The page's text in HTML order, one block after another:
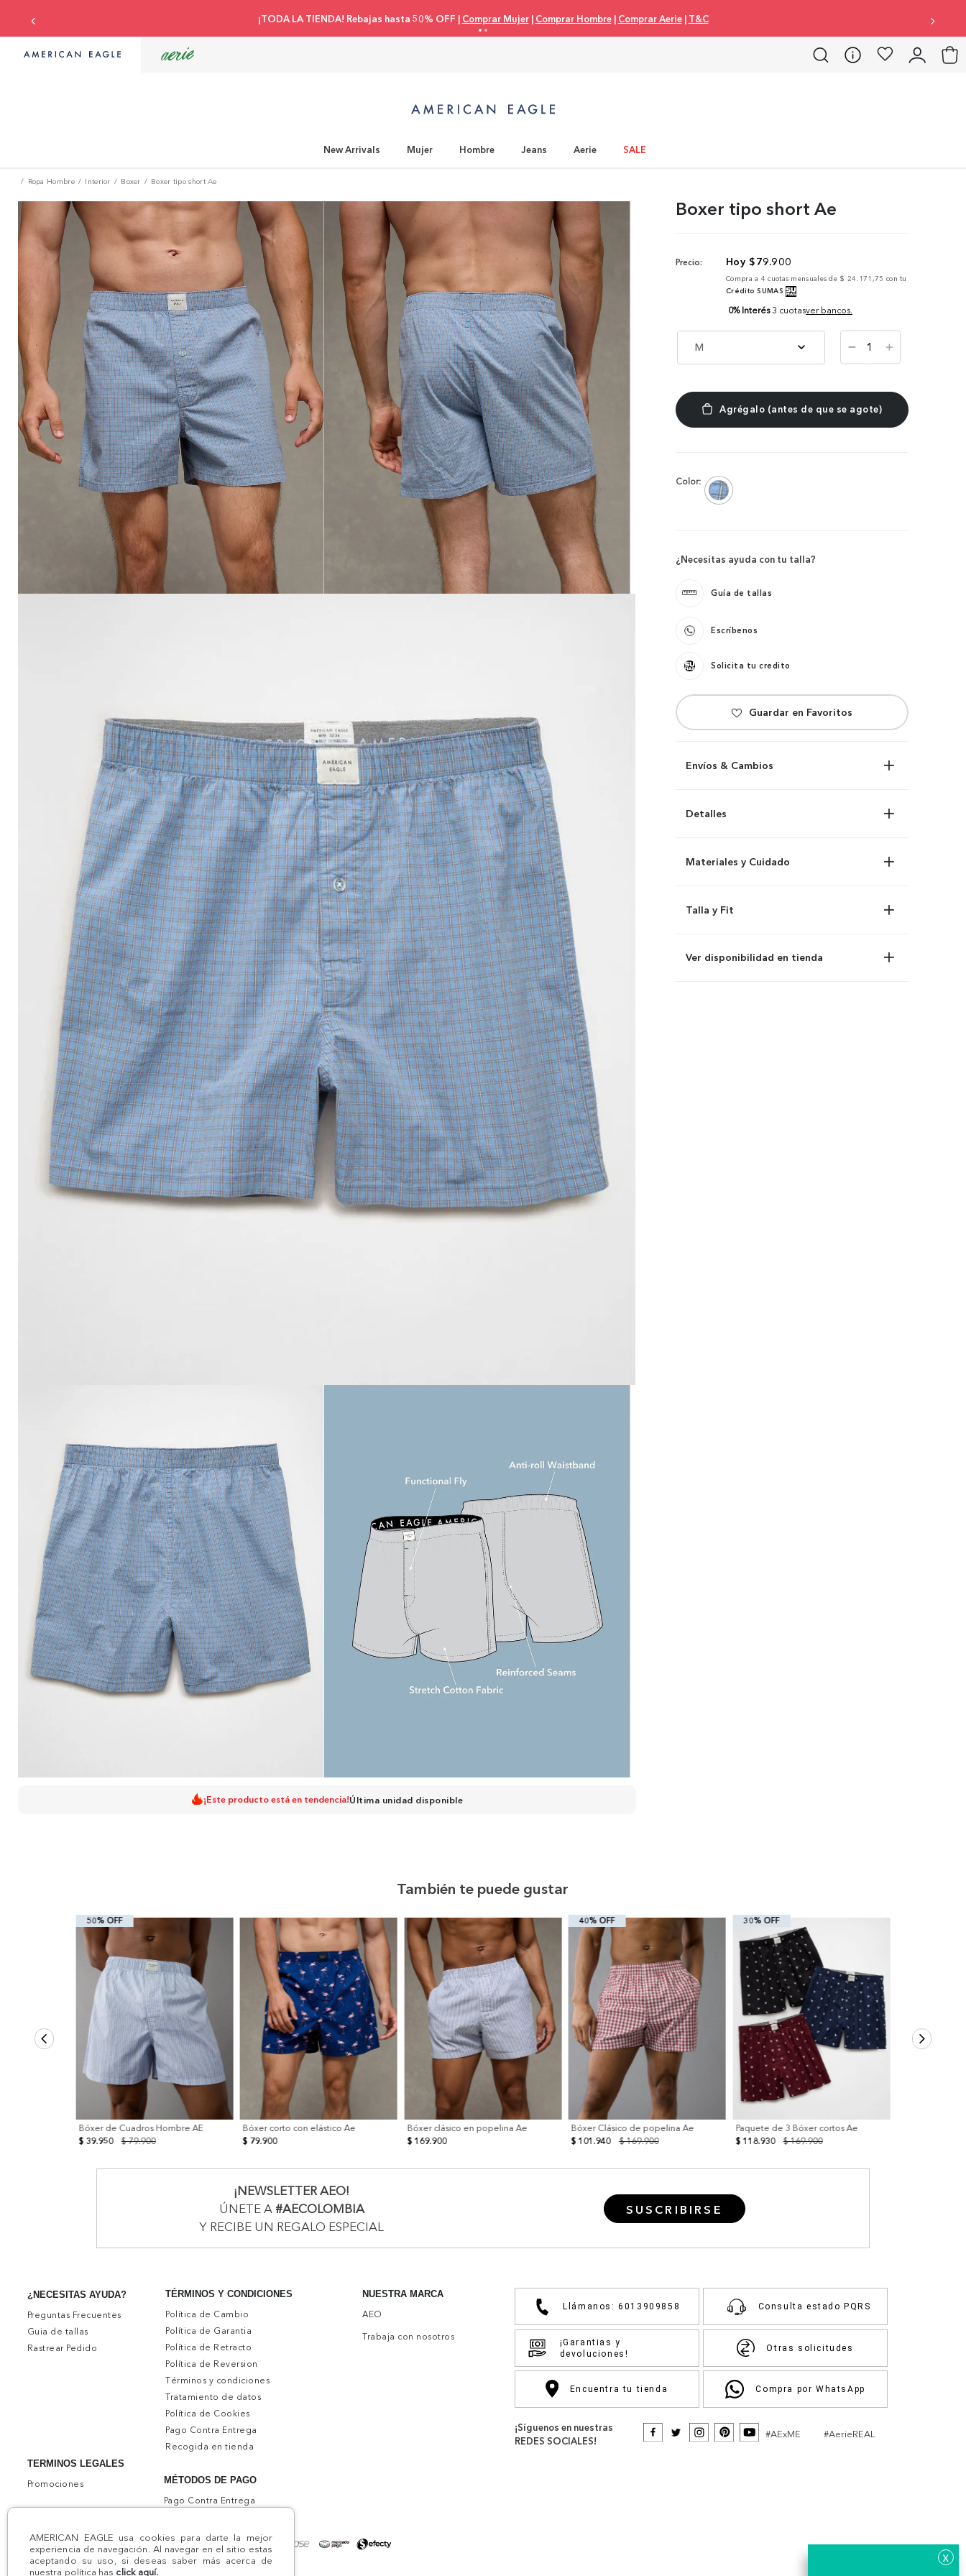
AMERICAN EAGLE usa cookies para darte la mejor
experiencia de navegación. Al navegar en el sitio estas
aceptando su uso, si deseas saber más acerca de
nuestra política has click aquí.
¡TODA LA TIENDA! Rebajas hasta 50% OFF | Comprar Mujer| Comprar Hombre| Comprar Aerie| T&C
New Arrivals Mujer Hombre Jeans Aerie SALE
x
Ropa Hombre Interior Boxer Boxer tipo short Ae
¡Este producto está en tendencia!Última unidad disponible
Boxer tipo short Ae
Precio: $79.900
Compra a 4 cuotas mensuales de $ 24.171,75 con tu
Crédito SUMAS
0% Interés 3 cuotasver bancos.
M ＋
－
Color:
¿Necesitas ayuda con tu talla?
Guía de tallas
Escríbenos
Solicita tu credito
Envíos & Cambios
Detalles
Materiales y Cuidado
Talla y Fit
Ver disponibilidad en tienda
También te puede gustar
50% OFF
Bóxer de Cuadros Hombre AE
$ 79.900
$ 39.950
Bóxer corto con elástico Ae
$ 79.900
Bóxer clásico en popelina Ae
$ 169.900
40% OFF
Bóxer Clásico de popelina Ae
$ 169.900
$ 101.940
30% OFF
Paquete de 3 Bóxer cortos Ae
$ 169.900
$ 118.930
¡NEWSLETTER AEO!
ÚNETE A #AECOLOMBIA
Y RECIBE UN REGALO ESPECIAL
SUSCRIBIRSE
¿NECESITAS AYUDA?
Preguntas Frecuentes
Guia de tallas
Rastrear Pedido
TERMINOS LEGALES
Promociones
TÉRMINOS Y CONDICIONES
Política de Cambio
Política de Garantia
Política de Retracto
Política de Reversion
Términos y condiciones
Tratamiento de datos
Política de Cookies
Pago Contra Entrega
Recogida en tienda
NUESTRA MARCA
AEO
Trabaja con nosotros
MÉTODOS DE PAGO
Pago Contra Entrega
Llámanos: 6013909858 Consulta estado PQRS
¡Garantias y
devoluciones!
Otras solicitudes
Encuentra tu tienda Compra por WhatsApp
¡Síguenos en nuestras
REDES SOCIALES!
#AExME #AerieREAL